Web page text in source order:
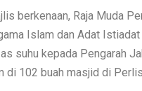
berkenaan, Raja Muda
Islam dan Adat
suhu kepada Pengarah
di 102 buah masjid di